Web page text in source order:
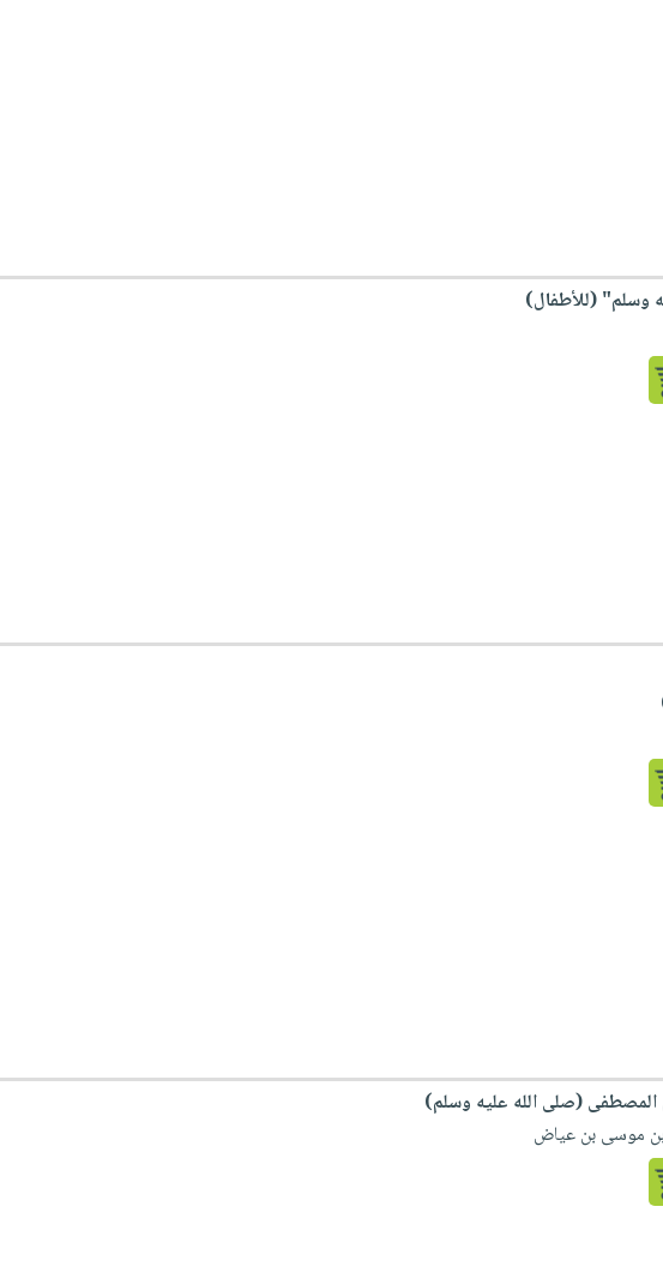
وسلم" (للأطفال)
(صلى الله عليه وسلم)
موسى بن عياض